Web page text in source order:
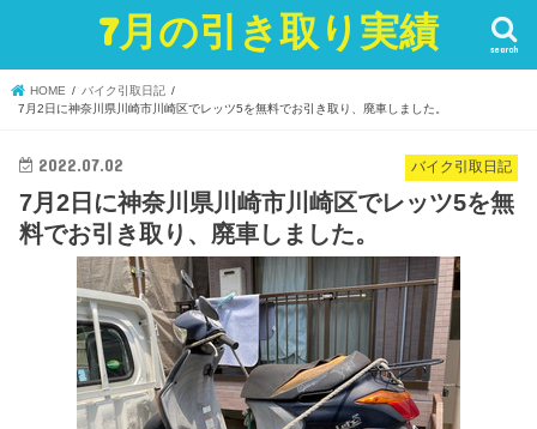
7月の引き取り実績 search
HOME
バイク引取日記
7月2日に神奈川県川崎市川崎区でレッツ5を無料でお引き取り、廃車しました。
バイク引取日記
2022.07.02
7月2日に神奈川県川崎市川崎区でレッツ5を無
料でお引き取り、廃車しました。